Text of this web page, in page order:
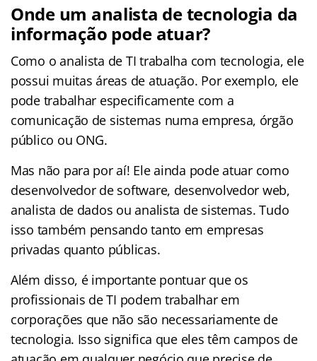
Onde um analista de tecnologia da
informação pode atuar?
Como o analista de TI trabalha com tecnologia, ele
possui muitas áreas de atuação. Por exemplo, ele
pode trabalhar especificamente com a
comunicação de sistemas numa empresa, órgão
público ou ONG.
Mas não para por aí! Ele ainda pode atuar como
desenvolvedor de software, desenvolvedor web,
analista de dados ou analista de sistemas. Tudo
isso também pensando tanto em empresas
privadas quanto públicas.
Além disso, é importante pontuar que os
profissionais de TI podem trabalhar em
corporações que não são necessariamente de
tecnologia. Isso significa que eles têm campos de